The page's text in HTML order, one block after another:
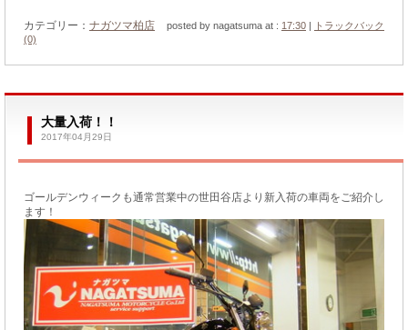
カテゴリー： ナガツマ柏店 posted by nagatsuma at : 17:30
トラックバック
(0)
大量入荷！！
2017年04月29日
ゴールデンウィークも通常営業中の世田谷店より新入荷の車両をご紹介し
ます！